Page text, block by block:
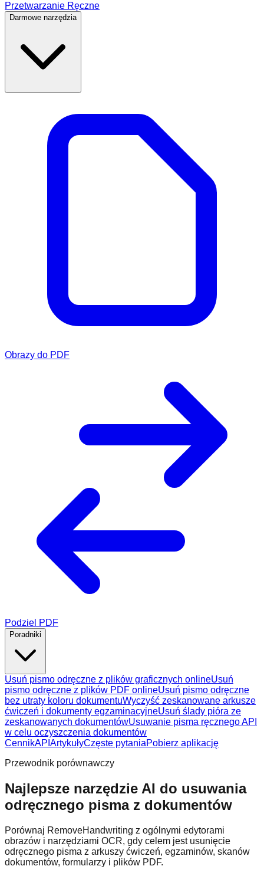
Przetwarzanie Ręczne
Darmowe narzędzia
Obrazy do PDF
Podziel PDF
Poradniki
Usuń pismo odręczne z plików graficznych onlineUsuń
pismo odręczne z plików PDF onlineUsuń pismo odręczne
bez utraty koloru dokumentuWyczyść zeskanowane arkusze
ćwiczeń i dokumenty egzaminacyjneUsuń ślady pióra ze
zeskanowanych dokumentówUsuwanie pisma ręcznego API
w celu oczyszczenia dokumentów
CennikAPI ArtykułyCzęste pytaniaPobierz aplikację
Przewodnik porównawczy
Najlepsze narzędzie AI do usuwania
odręcznego pisma z dokumentów
Porównaj RemoveHandwriting z ogólnymi edytorami
obrazów i narzędziami OCR, gdy celem jest usunięcie
odręcznego pisma z arkuszy ćwiczeń, egzaminów, skanów
dokumentów, formularzy i plików PDF.